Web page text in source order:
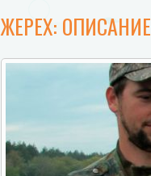
ЖЕРЕХ: ОПИСАНИЕ